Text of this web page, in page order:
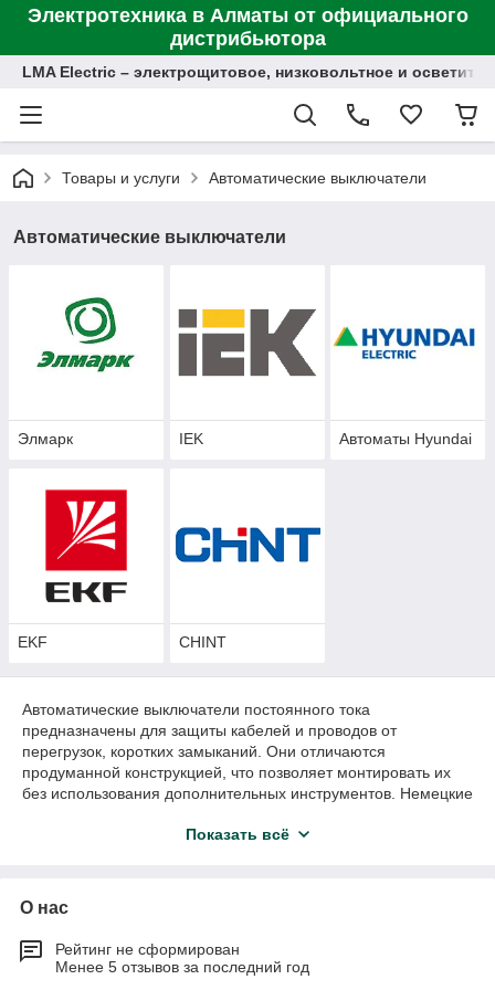
Электротехника в Алматы от официального
дистрибьютора
LMA Electric – электрощитовое, низковольтное и
Товары и услуги Автоматические выключатели
Автоматические выключатели
Элмарк IEK Автоматы Hyundai
EKF CHINT
Автоматические выключатели постоянного тока
предназначены для защиты кабелей и проводов от
перегрузок, коротких замыканий. Они отличаются
продуманной конструкцией, что позволяет монтировать их
без использования дополнительных инструментов. Немецкие
городов успешно используют не только в системах
питания.
функций, делающих его использование еще безопаснее и
проще. В частности, это возможность опломбировать
Показать всё
О нас
Рейтинг не сформирован
Менее 5 отзывов за последний год